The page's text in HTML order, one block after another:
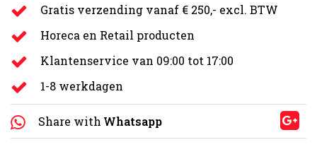
Gratis verzending vanaf € 250,- excl. BTW
Horeca en Retail producten
Klantenservice van 09:00 tot 17:00
1-8 werkdagen
Share with Whatsapp